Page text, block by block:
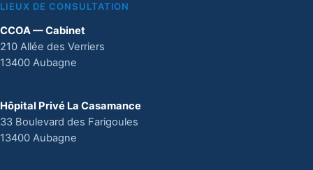
LIEUX DE CONSULTATION
CCOA — Cabinet
210 Allée des Verriers
13400 Aubagne
Hôpital Privé La Casamance
33 Boulevard des Farigoules
13400 Aubagne